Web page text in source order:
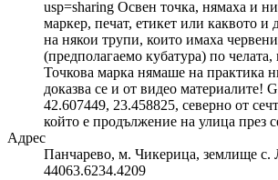
usp=sharing Освен точка, нямаха и
маркер, печат, етикет или каквото и
на някои трупи, които имаха
(предполагаемо кубатура) по
Точкова марка нямаше на практика
доказва се и от видео материалите!
42.607449, 23.458825, северно от
който е продължение на улица през
Адрес
Панчарево, м. Чикерица, землище с.
44063.6234.4209